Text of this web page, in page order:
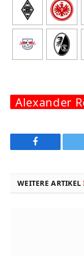
Alexander
Facebook
WEITERE ARTIKEL